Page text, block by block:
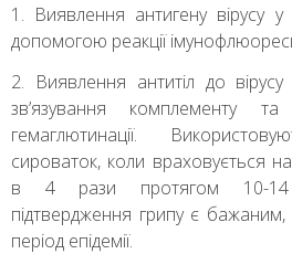
1. Виявлення антигену вірусу
допомогою реакції
2. Виявлення антитіл до
зв’язування комплементу та
гемаглютинації.
сироваток, коли враховується
в 4 рази протягом 10-14
підтвердження грипу є
період епідемії.